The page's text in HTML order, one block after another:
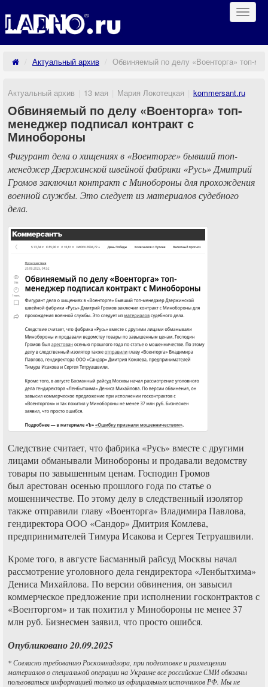
Актуальный архив Обвиняемый по делу «Военторга» топ-
Актуальный архив 13 мая Мария Локотецкая kommersant.ru
Обвиняемый по делу «Военторга» топ-
менеджер подписал контракт с
Минобороны
Фигурант дела о хищениях в «Военторге» бывший топ-
менеджер Дзержинской швейной фабрики «Русь» Дмитрий
Громов заключил контракт с Минобороны для прохождения
военной службы. Это следует из материалов судебного
дела.
Следствие считает, что фабрика «Русь» вместе с другими
лицами обманывали Минобороны и продавали ведомству
товары по завышенным ценам. Господин Громов
был арестован осенью прошлого года по статье о
мошенничестве. По этому делу в следственный изолятор
также отправили главу «Военторга» Владимира Павлова,
гендиректора ООО «Сандор» Дмитрия Комлева,
предпринимателей Тимура Исакова и Сергея Тетруашвили.
Кроме того, в августе Басманный райсуд Москвы начал
рассмотрение уголовного дела гендиректора «Ленбытхима»
Дениса Михайлова. По версии обвинения, он завысил
коммерческое предложение при исполнении госконтрактов с
«Военторгом» и так похитил у Минобороны не менее 37
млн руб. Бизнесмен заявил, что просто ошибся.
Опубликовано 20.09.2025
* Согласно требованию Роскомнадзора, при подготовке и размещении
материалов о специальной операции на Украине все российские СМИ обязаны
пользоваться информацией только из официальных источников РФ. Мы не